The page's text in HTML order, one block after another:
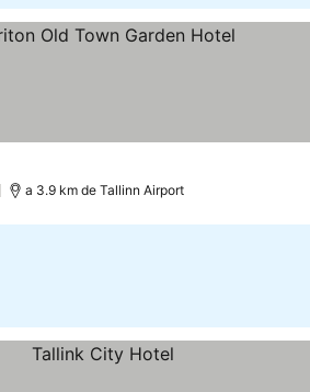
a 3.9 km de Tallinn Airport